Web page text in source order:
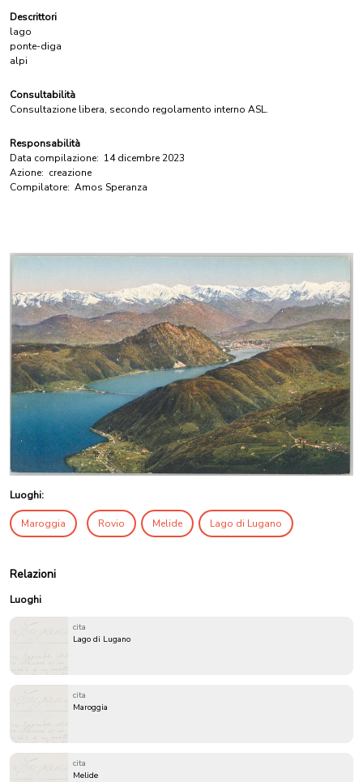
Descrittori
lago
ponte-diga
alpi
Consultabilità
Consultazione libera, secondo regolamento interno ASL.
Responsabilità
Data compilazione: 14 dicembre 2023
Azione: creazione
Compilatore: Amos Speranza
Luoghi:
Maroggia Rovio Melide Lago di Lugano
Relazioni
Luoghi
cita
Lago di Lugano
cita
Maroggia
cita
Melide